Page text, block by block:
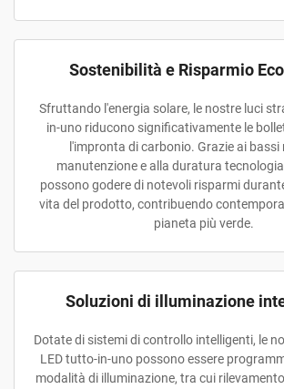
Sostenibilità e Risparmio
Sfruttando l'energia solare, le nostre luci
in-uno riducono significativamente le
l'impronta di carbonio. Grazie ai bassi
manutenzione e alla duratura tecnologia
possono godere di notevoli risparmi
vita del prodotto, contribuendo
pianeta più verde.
Soluzioni di illuminazione
Dotate di sistemi di controllo intelligenti, le
LED tutto-in-uno possono essere
modalità di illuminazione, tra cui